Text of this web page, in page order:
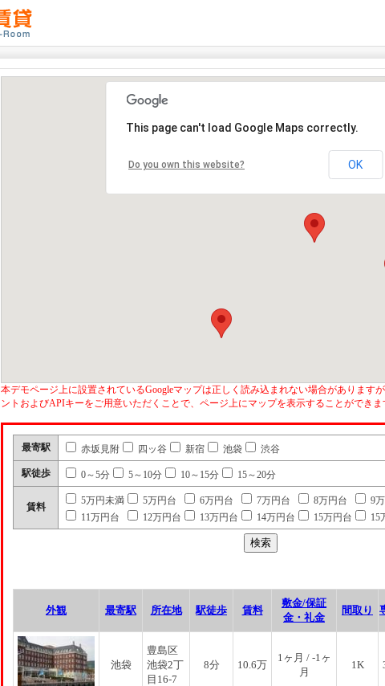
This page can't load Google Maps correctly.
Do you own this website? OK
本デモページ上に設置されているGoogleマップは正しく読み込まれない場合があります
ントおよびAPIキーをご用意いただくことで、ページ上にマップを表示することができま
最寄駅 赤坂見附 四ッ谷 新宿 池袋 渋谷
駅徒歩 0～5分 5～10分 10～15分 15～20分
賃料
5万円未満 5万円台 6万円台 7万円台 8万円台 9
11万円台
12万円台 13万円台 14万円台 15万円台 15
外観 最寄駅 所在地 駅徒歩 賃料
敷金/保証
金・礼金
間取り
池袋
豊島区
池袋2丁
目16-7
8分 10.6万
1ヶ月 / -1ヶ
月
1K